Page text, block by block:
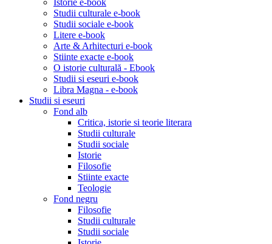
Studii culturale e-book
Studii sociale e-book
Litere e-book
Arte & Arhitecturi e-book
Stiinte exacte e-book
O istorie culturală - Ebook
Studii si eseuri e-book
Libra Magna - e-book
Studii si eseuri
Fond alb
Critica, istorie si teorie literara
Studii culturale
Studii sociale
Istorie
Filosofie
Stiinte exacte
Teologie
Fond negru
Filosofie
Studii culturale
Studii sociale